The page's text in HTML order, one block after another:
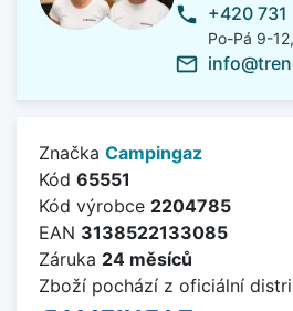
phone +420 731
Po-Pá 9-
mail_outline
Značka Campingaz
Kód 65551
Kód výrobce 2204785
EAN 3138522133085
Záruka 24 měsíců
Zboží pochází z oficiální